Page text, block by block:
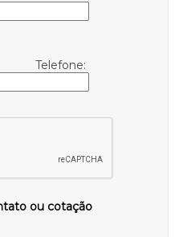
Telefone:
ou cotação